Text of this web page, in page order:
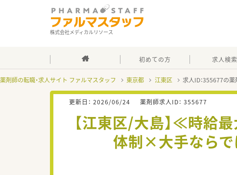
株式会社メディカルリソース
初めての方 求人検索
薬剤師の転職・求人サイト ファルマスタッフ 東京都 江東区 求人ID：355677の
更新日： 2026/06/24 薬剤師求人ID： 355677
【江東区/大島】≪時給
体制×大手ならで